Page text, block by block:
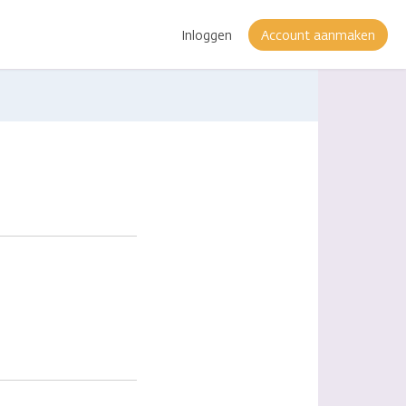
Inloggen Account aanmaken